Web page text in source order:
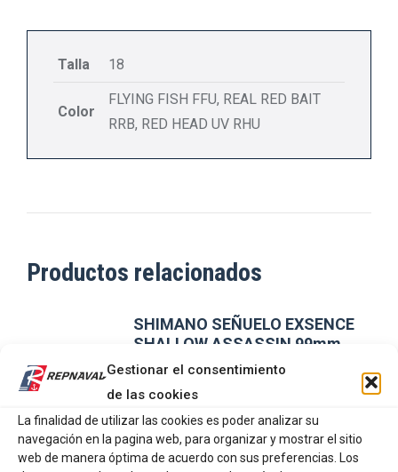
Gestionar el consentimiento
de las cookies
La finalidad de utilizar las cookies es poder analizar su
navegación en la pagina web, para organizar y mostrar el sitio
web de manera óptima de acuerdo con sus preferencias. Los
Talla 18
Color
FLYING FISH FFU, REAL RED BAIT
RRB, RED HEAD UV RHU
Productos relacionados
SHIMANO SEÑUELO EXSENCE
SHALLOW ASSASSIN 99mm
€
SELECCIONAR OPCIONES Este